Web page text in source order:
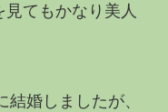
てもかなり美人
婚しましたが、